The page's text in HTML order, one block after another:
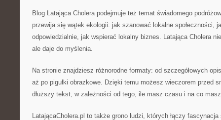
Blog Latająca Cholera podejmuje też temat świadomego
przewija się wątek ekologii: jak szanować lokalne społeczności,
odpowiedzialnie, jak wspierać lokalny biznes. Latająca Cholera
ale daje do myślenia.
Na stronie znajdziesz różnorodne formaty: od szczegółowych
aż po pigułki obrazkowe. Dzięki temu możesz wieczorem przed
dłuższy tekst, w zależności od tego, ile masz czasu i na co
LatającaCholera.pl to także grono ludzi, których łączy